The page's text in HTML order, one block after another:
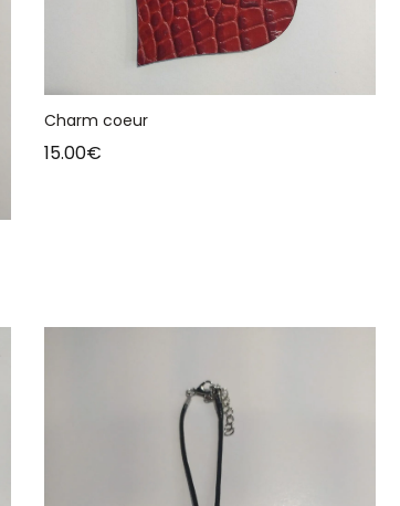
Charm coeur
15.00€